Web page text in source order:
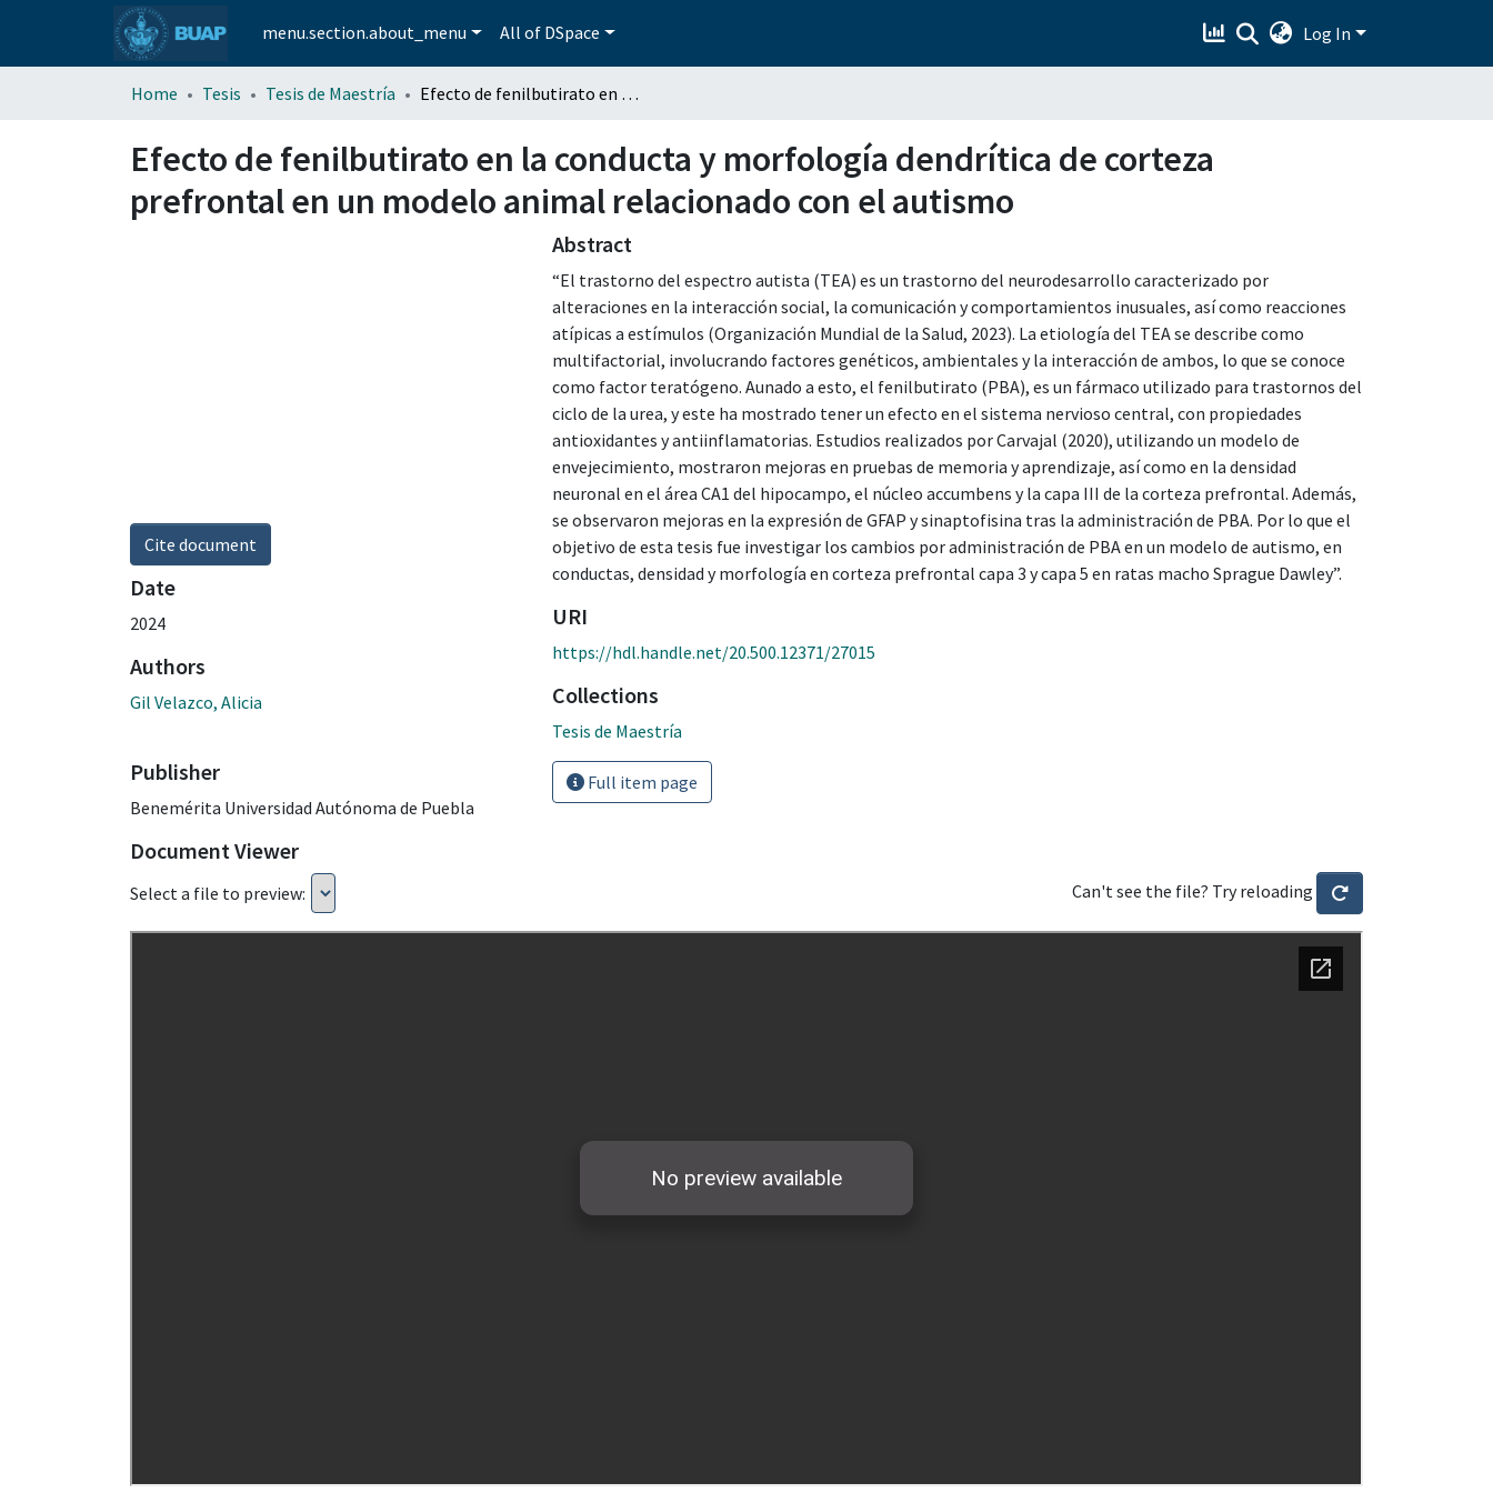
menu.section.about_menu All of DSpace Log In
Home Tesis Tesis de Maestría Efecto de fenilbutirato en la conducta y morfología dendrítica de corteza prefrontal en un modelo animal relacionado con el autismo
Efecto de fenilbutirato en la conducta y morfología dendrítica de corteza
prefrontal en un modelo animal relacionado con el autismo
Cite document
Date
2024
Authors
Gil Velazco, Alicia
Publisher
Benemérita Universidad Autónoma de Puebla
Abstract
“El trastorno del espectro autista (TEA) es un trastorno del neurodesarrollo caracterizado por
alteraciones en la interacción social, la comunicación y comportamientos inusuales, así como reacciones
atípicas a estímulos (Organización Mundial de la Salud, 2023). La etiología del TEA se describe como
multifactorial, involucrando factores genéticos, ambientales y la interacción de ambos, lo que se conoce
como factor teratógeno. Aunado a esto, el fenilbutirato (PBA), es un fármaco utilizado para trastornos del
ciclo de la urea, y este ha mostrado tener un efecto en el sistema nervioso central, con propiedades
antioxidantes y antiinflamatorias. Estudios realizados por Carvajal (2020), utilizando un modelo de
envejecimiento, mostraron mejoras en pruebas de memoria y aprendizaje, así como en la densidad
neuronal en el área CA1 del hipocampo, el núcleo accumbens y la capa III de la corteza prefrontal. Además,
se observaron mejoras en la expresión de GFAP y sinaptofisina tras la administración de PBA. Por lo que el
objetivo de esta tesis fue investigar los cambios por administración de PBA en un modelo de autismo, en
conductas, densidad y morfología en corteza prefrontal capa 3 y capa 5 en ratas macho Sprague Dawley”.
URI
https://hdl.handle.net/20.500.12371/27015
Collections
Tesis de Maestría
Full item page
Document Viewer
Select a file to preview: Can't see the file? Try reloading